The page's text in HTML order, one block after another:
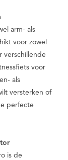
arm- als
voor zowel
verschillende
voor
als
versterken of
perfecte
is de